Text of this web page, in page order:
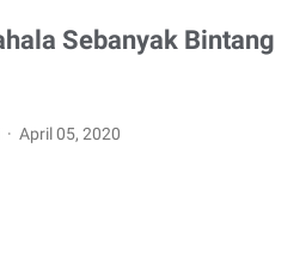
Sebanyak Bintang
April 05, 2020